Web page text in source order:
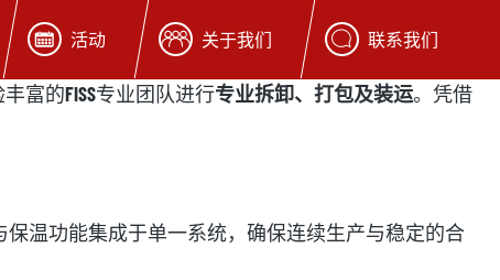
活动 关于我们 联系我们
丰富的FISS专业团队进行专业拆卸、打包及装运。凭借
温功能集成于单一系统，确保连续生产与稳定的合